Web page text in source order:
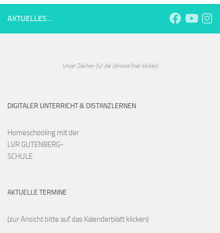
AKTUELLES...
Unser Zeichen für die Ukraine (hier klicken)
DIGITALER UNTERRICHT & DISTANZLERNEN
Homeschooling mit der
LVR GUTENBERG-
SCHULE
AKTUELLE TERMINE
(zur Ansicht bitte auf das Kalenderblatt klicken)